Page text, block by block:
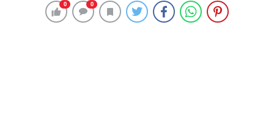
0 0
0 0
İSTANBUL – Bir süredir kanser tedavisi gören usta